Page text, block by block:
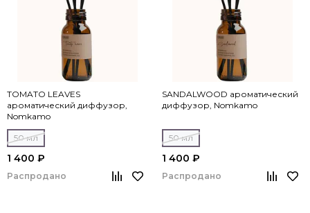
TOMATO LEAVES
ароматический диффузор,
Nomkamo
50 мл
1 400 ₽
Распродано
SANDALWOOD ароматический
диффузор, Nomkamo
50 мл
1 400 ₽
Распродано